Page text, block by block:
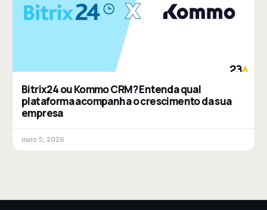
Bitrix24 ou Kommo CRM? Entenda qual
plataforma acompanha o crescimento da sua
empresa
maio 5, 2026